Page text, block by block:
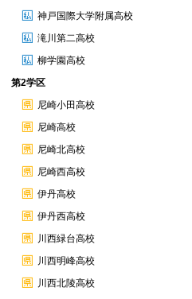
神戸国際大学附属高校
滝川第二高校
柳学園高校
第2学区
尼崎小田高校
尼崎高校
尼崎北高校
尼崎西高校
伊丹高校
伊丹西高校
川西緑台高校
川西明峰高校
川西北陵高校